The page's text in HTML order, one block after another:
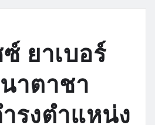
ยาเบอร์
าตาชา
รงตำแหน่ง